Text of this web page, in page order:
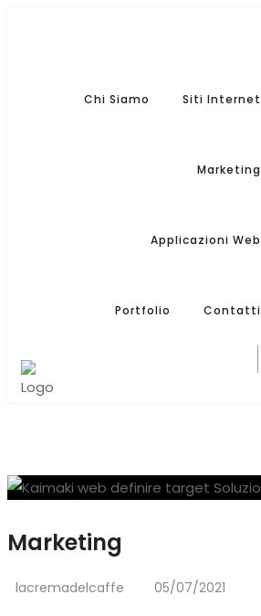
Chi Siamo Siti Internet
Marketing
Applicazioni Web
Portfolio Contatti
Marketing
lacremadelcaffe 05/07/2021